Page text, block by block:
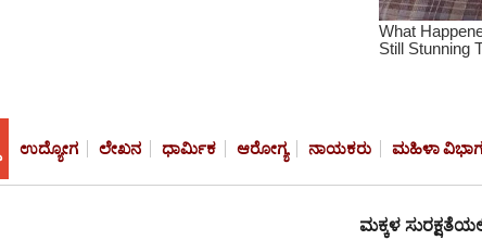
ಉದ್ಯೋಗ ಲೇಖನ ಧಾರ್ಮಿಕ ಆರೋಗ್ಯ ನಾಯಕರು ಮಹಿಳಾ ವಿಭಾಗ
ಮಕ್ಕಳ ಸುರಕ್ಷತೆಯಲ್ಲಿ ವಿಫಲ: